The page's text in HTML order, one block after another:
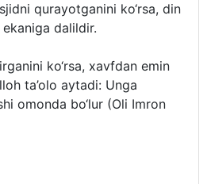
qurayotganini ko‘rsa, din
dalildir.
ko‘rsa, xavfdan emin
ta’olo aytadi: Unga
omonda bo‘lur (Oli Imron